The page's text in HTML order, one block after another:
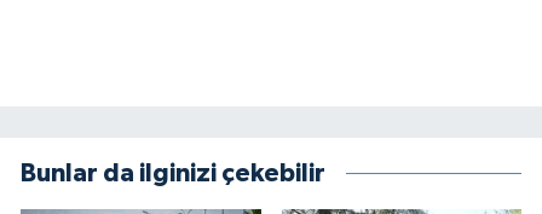
Bunlar da ilginizi çekebilir